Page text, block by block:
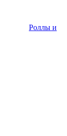
Роллы и